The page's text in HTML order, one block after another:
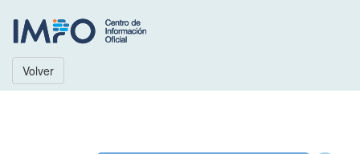
Volver